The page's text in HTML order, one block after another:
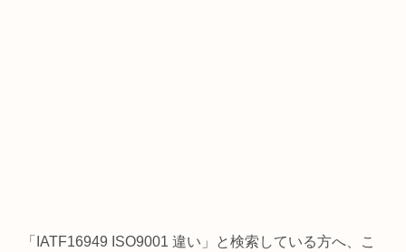
「IATF16949 ISO9001 違い」と検索している方へ、こ